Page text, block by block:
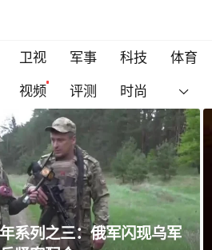
卫视 军事 科技
体育
视频 评测 时尚
系列之三：俄军闪现乌军